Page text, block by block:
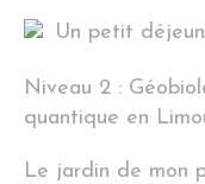
Un petit
Niveau 2 :
quantique en
Le jardin de mon